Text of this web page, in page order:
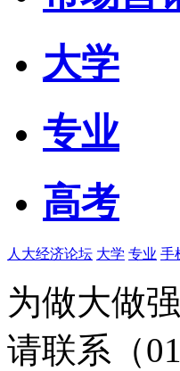
大学
专业
高考
人大经济论坛 大学 专业 手
为做大做
请联系（